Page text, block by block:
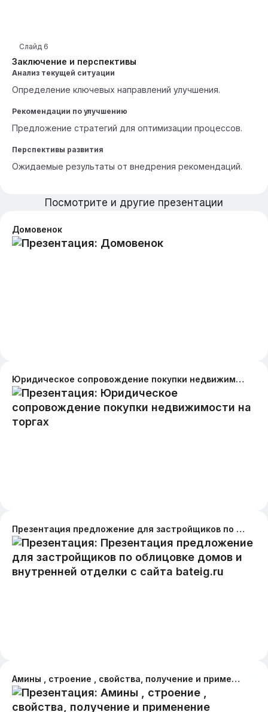
Заключение и перспективы
Слайд 6
Анализ текущей ситуации
Определение ключевых направлений улучшения.
Рекомендации по улучшению
Предложение стратегий для оптимизации процессов.
Перспективы развития
Ожидаемые результаты от внедрения рекомендаций.
Посмотрите и другие презентации
Домовенок
Юридическое сопровождение покупки недвижимости на торгах
Презентация предложение для застройщиков по облицовке домов и внутренней отделки с сайта bateig.ru
Амины , строение , свойства, получение и применение